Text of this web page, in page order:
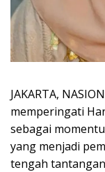
JAKARTA,
memperingati
sebagai
yang menjadi
tengah